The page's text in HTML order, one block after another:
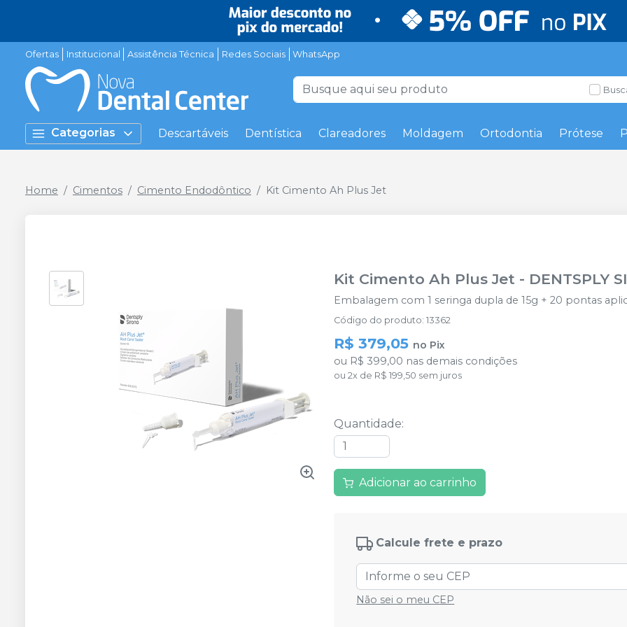
Ofertas Institucional Assistência Técnica Redes Sociais WhatsApp
Categorias Descartáveis Dentística Clareadores Moldagem Ortodontia Prótese
Home Cimentos Cimento Endodôntico Kit Cimento Ah Plus Jet
Kit Cimento Ah Plus Jet - DENTSPLY
Embalagem com 1 seringa dupla de 15g + 20 pontas
Código do produto:13362
R$ 379,05 no Pix
ou R$ 399,00 nas demais condições
ou 2x de R$ 199,50 sem juros
Quantidade:
Adicionar ao carrinho
Calcule frete e prazo
Não sei o meu CEP